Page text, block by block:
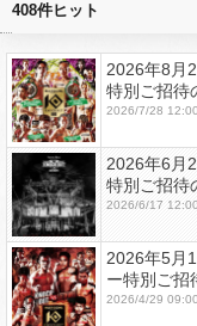
408件ヒット
2026年8月
特別ご招待
2026/7/28 12:00
2026年6月
特別ご招待
2026/6/17
2026年5月
ー特別ご招
2026/4/29 09:00